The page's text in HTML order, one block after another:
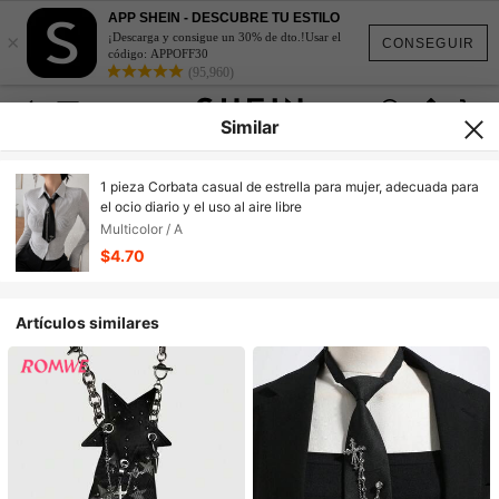
CONSEGUIR
×
APP SHEIN - DESCUBRE TU ESTILO
¡Descarga y consigue un 30% de dto.!Usar el
código: APPOFF30
(95,960)
Similar
1 pieza Corbata casual de estrella para mujer, adecuada para
el ocio diario y el uso al aire libre
Multicolor / A
$4.70
Artículos similares